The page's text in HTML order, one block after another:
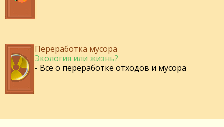
Переработка мусора
Экология или жизнь?
- Все о переработке отходов и мусора